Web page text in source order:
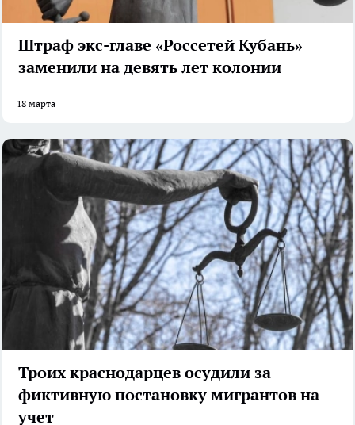
Штраф экс-главе «Россетей Кубань»
заменили на девять лет колонии
18 марта
Троих краснодарцев осудили за
фиктивную постановку мигрантов на
учет